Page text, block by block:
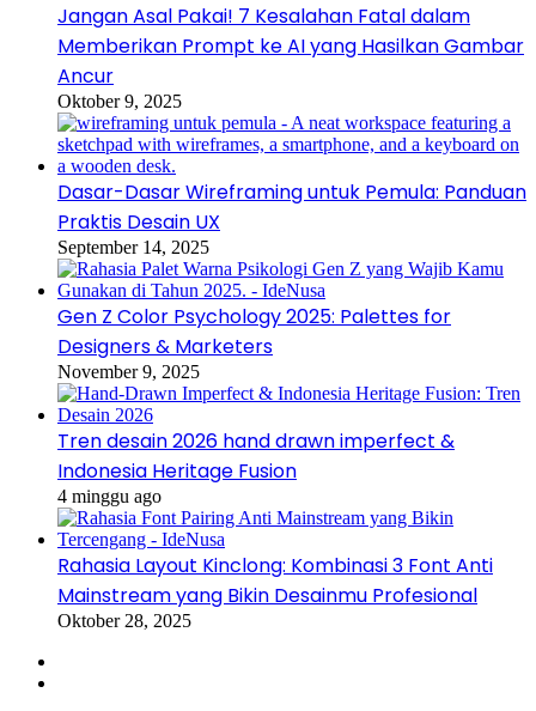
Jangan Asal Pakai! 7 Kesalahan Fatal dalam
Memberikan Prompt ke AI yang Hasilkan Gambar
Ancur
Oktober 9, 2025
Dasar-Dasar Wireframing untuk Pemula: Panduan
Praktis Desain UX
September 14, 2025
Gen Z Color Psychology 2025: Palettes for
Designers & Marketers
November 9, 2025
Tren desain 2026 hand drawn imperfect &
Indonesia Heritage Fusion
4 minggu ago
Rahasia Layout Kinclong: Kombinasi 3 Font Anti
Mainstream yang Bikin Desainmu Profesional
Oktober 28, 2025